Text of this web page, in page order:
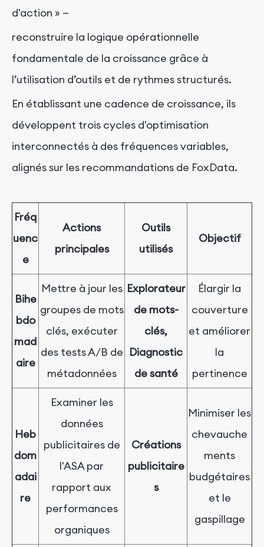
d'action » —
reconstruire la logique opérationnelle
fondamentale de la croissance grâce à
l’utilisation d’outils et de rythmes structurés.
En établissant une cadence de croissance, ils
développent trois cycles d'optimisation
interconnectés à des fréquences variables,
alignés sur les recommandations de FoxData.
Fréq
uenc
e
Actions
principales
Outils
utilisés
Objectif
Bihe
bdo
mad
aire
Mettre à jour les
groupes de mots
clés, exécuter
des tests A/B de
métadonnées
Explorateur
de mots-
clés,
Diagnostic
de santé
Élargir la
couverture
et améliorer
la
pertinence
Heb
dom
adai
re
Examiner les
données
publicitaires de
l'ASA par
rapport aux
performances
organiques
Créations
publicitaire
s
Minimiser les
chevauche
ments
budgétaires
et le
gaspillage